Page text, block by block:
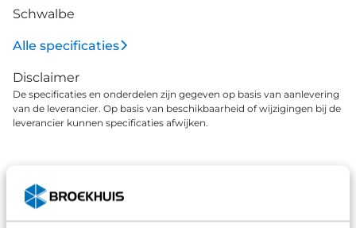
Schwalbe
Alle specificaties
Disclaimer
De specificaties en onderdelen zijn gegeven op basis van aanlevering
van de leverancier. Op basis van beschikbaarheid of wijzigingen bij de
leverancier kunnen specificaties afwijken.
Wat klanten over ons zeggen